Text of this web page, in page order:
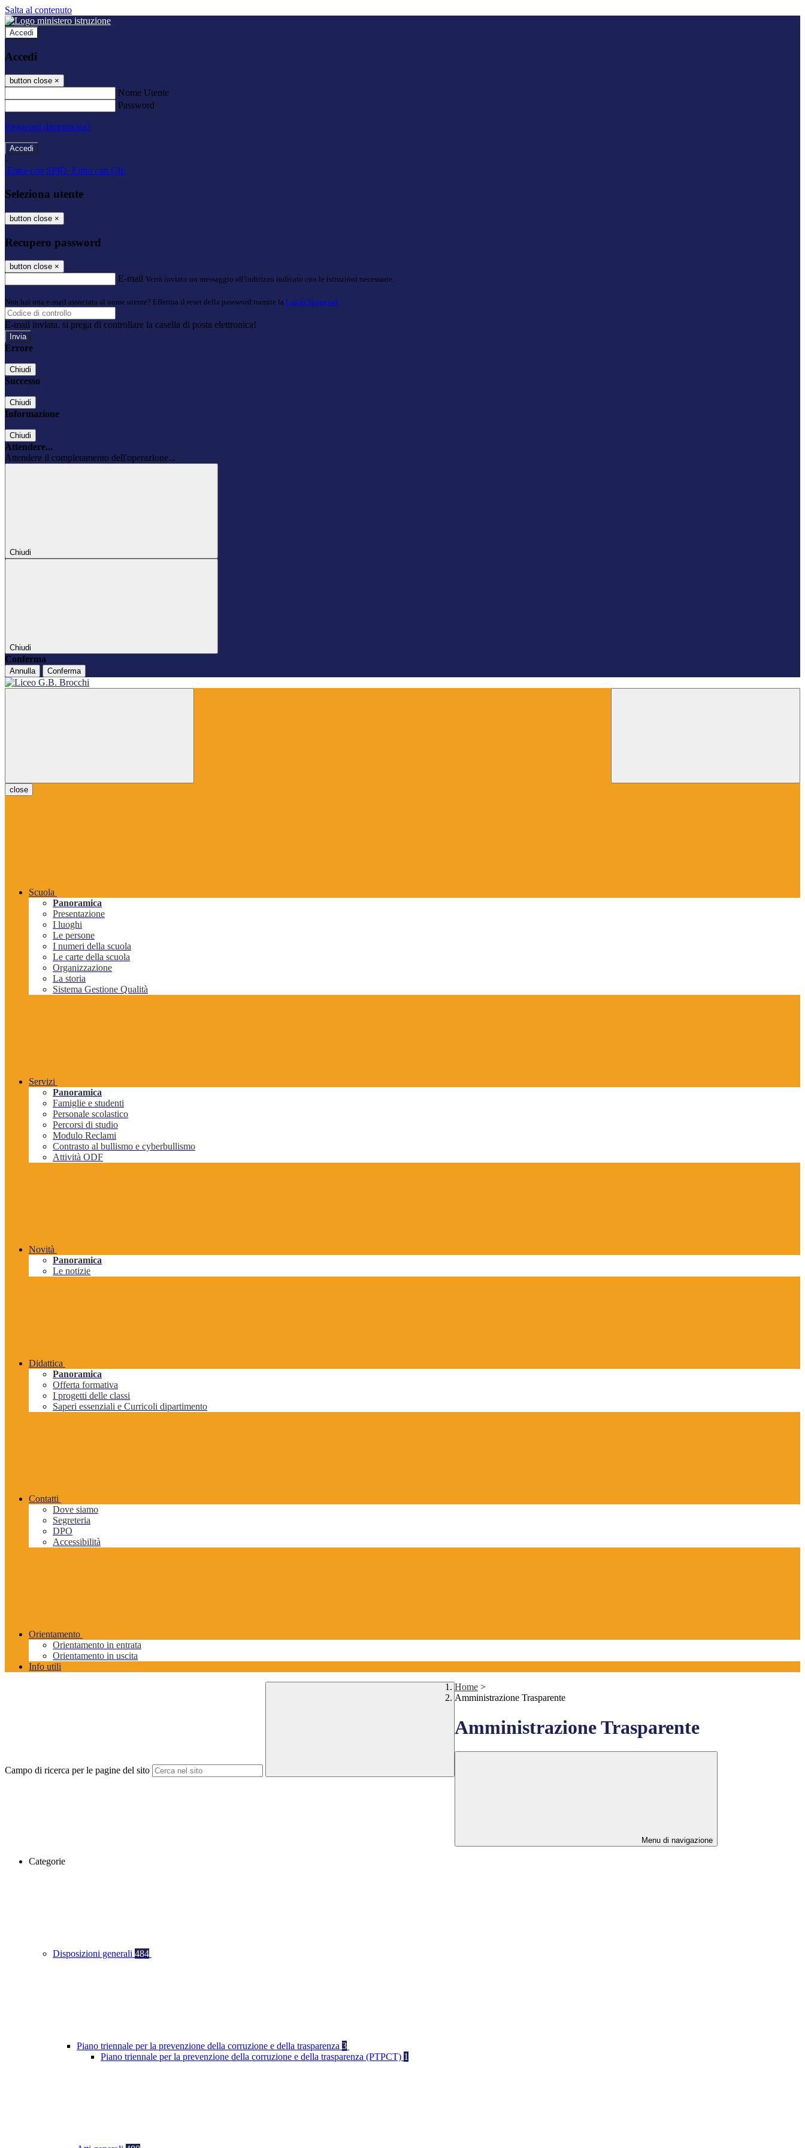
Salta al contenuto
Accedi
Accedi
button close ×
Nome Utente
Password
Password dimenticata?
-
Entra con SPID Entra con CIE
Seleziona utente
button close ×
Recupero password
button close ×
E-mail Verrà inviato un messaggio all'indirizzo indicato con le istruzioni necessarie.
Non hai una e-mail associata al nome utente? Effettua il reset della password tramite la Login Spaggiari
E-mail inviata, si prega di controllare la casella di posta elettronica!
Errore
Chiudi
Successo
Chiudi
Informazione
Chiudi
Attendere...
Attendere il completamento dell'operazione...
Chiudi
Chiudi
Conferma
Annulla Conferma
close
Scuola
Panoramica
Presentazione
I luoghi
Le persone
I numeri della scuola
Le carte della scuola
Organizzazione
La storia
Sistema Gestione Qualità
Servizi
Panoramica
Famiglie e studenti
Personale scolastico
Percorsi di studio
Modulo Reclami
Contrasto al bullismo e cyberbullismo
Attività ODF
Novità
Panoramica
Le notizie
Didattica
Panoramica
Offerta formativa
I progetti delle classi
Saperi essenziali e Curricoli dipartimento
Contatti
Dove siamo
Segreteria
DPO
Accessibilità
Orientamento
Orientamento in entrata
Orientamento in uscita
Info utili
Campo di ricerca per le pagine del sito
Home >
Amministrazione Trasparente
Amministrazione Trasparente
Menu di navigazione
Categorie
Disposizioni generali 484
Piano triennale per la prevenzione della corruzione e della trasparenza 3
Piano triennale per la prevenzione della corruzione e della trasparenza (PTPCT) 1